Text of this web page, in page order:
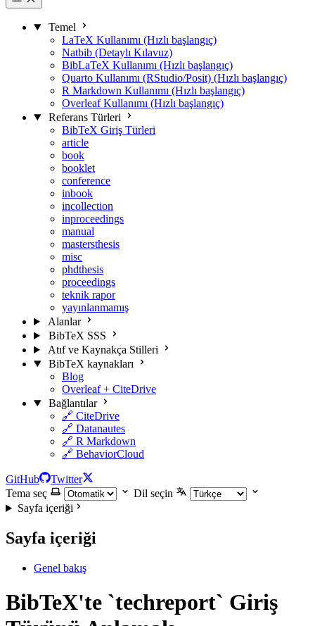
Temel
LaTeX Kullanımı (Hızlı başlangıç)
Natbib (Detaylı Kılavuz)
BibLaTeX Kullanımı (Hızlı başlangıç)
Quarto Kullanımı (RStudio/Posit) (Hızlı başlangıç)
R Markdown Kullanımı (Hızlı başlangıç)
Overleaf Kullanımı (Hızlı başlangıç)
Referans Türleri
BibTeX Giriş Türleri
article
book
booklet
conference
inbook
incollection
inproceedings
manual
mastersthesis
misc
phdthesis
proceedings
teknik rapor
yayınlanmamış
Alanlar
BibTeX SSS
Atıf ve Kaynakça Stilleri
BibTeX kaynakları
Blog
Overleaf + CiteDrive
Bağlantılar
🔗 CiteDrive
🔗 Datanautes
🔗 R Markdown
🔗 BehaviorCloud
GitHub
Twitter
Tema seç
Dil seçin
Sayfa içeriği
Sayfa içeriği
Genel bakış
BibTeX'te `techreport` Giriş